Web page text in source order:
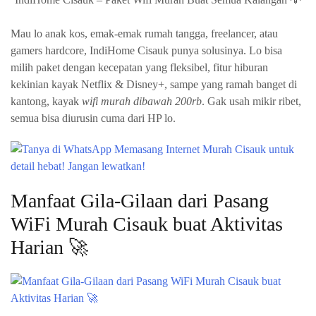
Mau lo anak kos, emak-emak rumah tangga, freelancer, atau
gamers hardcore, IndiHome Cisauk punya solusinya. Lo bisa
milih paket dengan kecepatan yang fleksibel, fitur hiburan
kekinian kayak Netflix & Disney+, sampe yang ramah banget di
kantong, kayak wifi murah dibawah 200rb. Gak usah mikir ribet,
semua bisa diurusin cuma dari HP lo.
Manfaat Gila-Gilaan dari Pasang
WiFi Murah Cisauk buat Aktivitas
Harian 🚀